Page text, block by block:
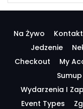
Na Żywo Kontakt
Jedzenie
Checkout
My
Sumup
Wydarzenia I
Event Types